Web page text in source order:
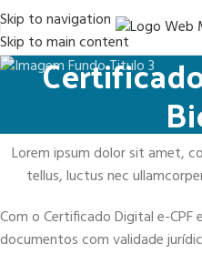
Skip to navigation
Skip to main content
Lorem ipsum dolor sit amet,
tellus, luctus nec
Com o Certificado Digital e-CPF
documentos com validade